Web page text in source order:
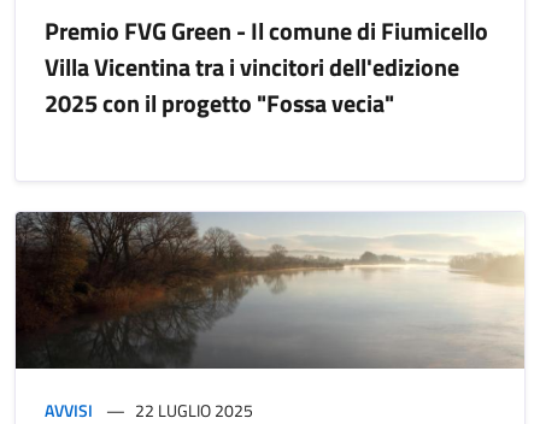
Premio FVG Green - Il comune di Fiumicello
Villa Vicentina tra i vincitori dell'edizione
2025 con il progetto "Fossa vecia"
AVVISI 22 LUGLIO 2025